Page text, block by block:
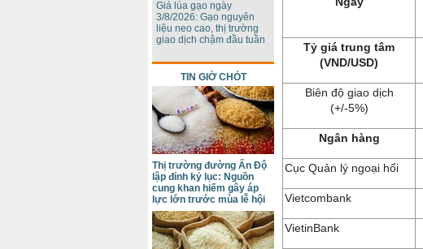
Tỷ giá trung tâm
(VND/USD)
Biên độ giao dịch
(+/-5%)
Ngân hàng
Cục Quản lý ngoại hối
Vietcombank
VietinBank
Giá lúa gạo ngày
3/8/2026: Gạo nguyên
liệu neo cao, thị trường
giao dịch chậm đầu tuần
TIN GIỜ CHÓT
Thị trường đường Ấn Độ
lập đỉnh kỷ lục: Nguồn
cung khan hiếm gây áp
lực lớn trước mùa lễ hội